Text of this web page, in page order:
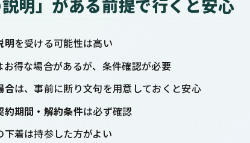
明」がある前提で行くと安心
明を受ける可能性は高い
お得な場合があるが、条件確認が必要
合は、事前に断り文句を用意しておくと安心
約期間・解約条件は必ず確認
下着は持参した方がよい